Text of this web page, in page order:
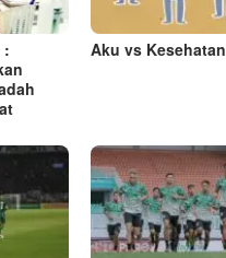
:
Aku vs Kesehatan